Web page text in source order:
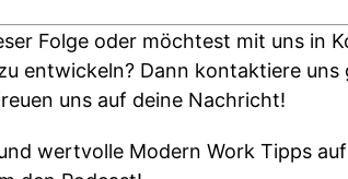
Folge oder möchtest mit uns in
entwickeln? Dann kontaktiere uns
uns auf deine Nachricht!
wertvolle Modern Work Tipps